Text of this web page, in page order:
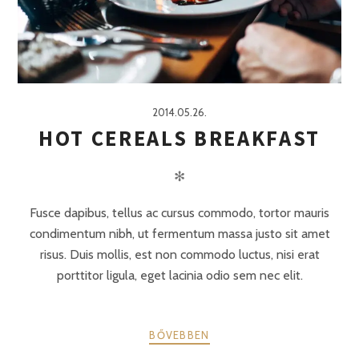
2014.05.26.
HOT CEREALS BREAKFAST
✻
Fusce dapibus, tellus ac cursus commodo, tortor mauris
condimentum nibh, ut fermentum massa justo sit amet
risus. Duis mollis, est non commodo luctus, nisi erat
porttitor ligula, eget lacinia odio sem nec elit.
BŐVEBBEN